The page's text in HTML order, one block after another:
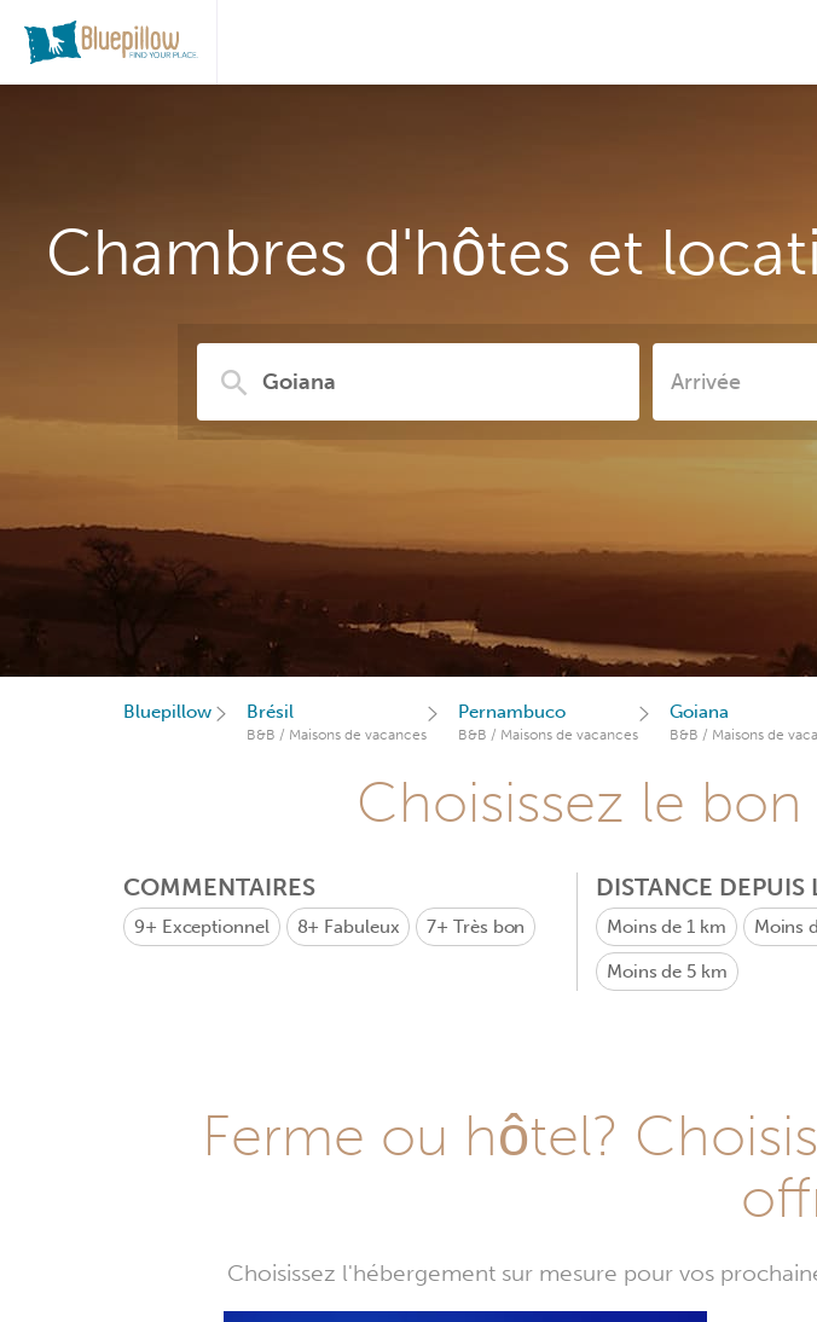
Chambres d'hôtes et
Bluepillow Brésil
B&B / Maisons de vacances
Pernambuco
B&B / Maisons de vacances
Goiana
B&B / Maisons de
Choisissez le
COMMENTAIRES
9+ Exceptionnel 8+ Fabuleux 7+Très bon
DISTANCE DEPUIS
Moins de 1 km Moins
Moins de 5 km
Ferme ou hôtel?
Choisissez l'hébergement sur mesure pour vos